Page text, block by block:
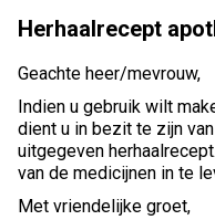
Herhaalrecept
Geachte heer/mevrouw,
Indien u gebruik wilt
dient u in bezit te zijn
uitgegeven
van de medicijnen in te
Met vriendelijke groet,